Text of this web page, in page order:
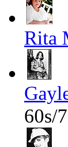
Rita
60s/